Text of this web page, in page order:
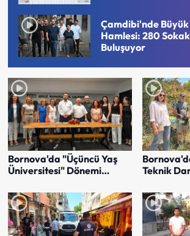
Çamdibi'nde
Hamlesi: 280
Buluşuyor
Bornova'da "Üçüncü Yaş
Üniversitesi" Dönemi
Teknik